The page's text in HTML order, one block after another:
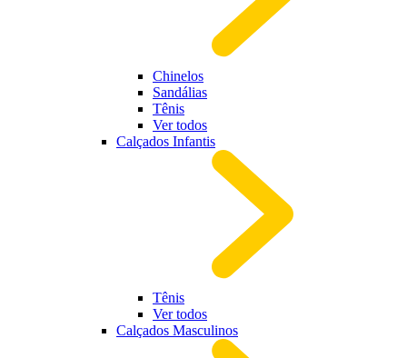
Chinelos
Sandálias
Tênis
Ver todos
Calçados Infantis
Tênis
Ver todos
Calçados Masculinos